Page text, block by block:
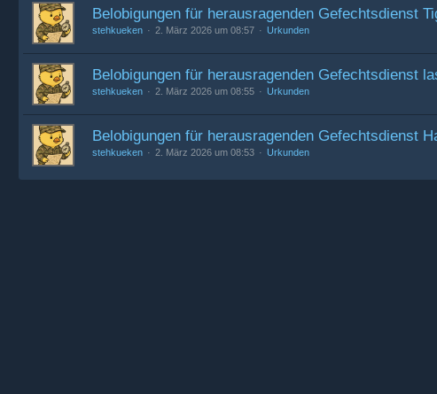
Belobigungen für herausragenden Gefechtsdienst
stehkueken 2. März 2026 um 08:57 Urkunden
Belobigungen für herausragenden Gefechtsdienst
stehkueken 2. März 2026 um 08:55 Urkunden
Belobigungen für herausragenden Gefechtsdienst
stehkueken 2. März 2026 um 08:53 Urkunden